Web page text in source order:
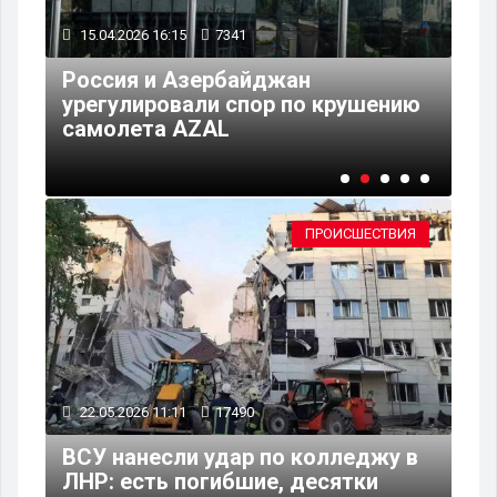
15.04.2026 16:15 7341
Россия и Азербайджан
урегулировали спор по крушению
самолета AZAL
ПРОИСШЕСТВИЯ
22.05.2026 11:11 17490
ВСУ нанесли удар по колледжу в
ЛНР: есть погибшие, десятки